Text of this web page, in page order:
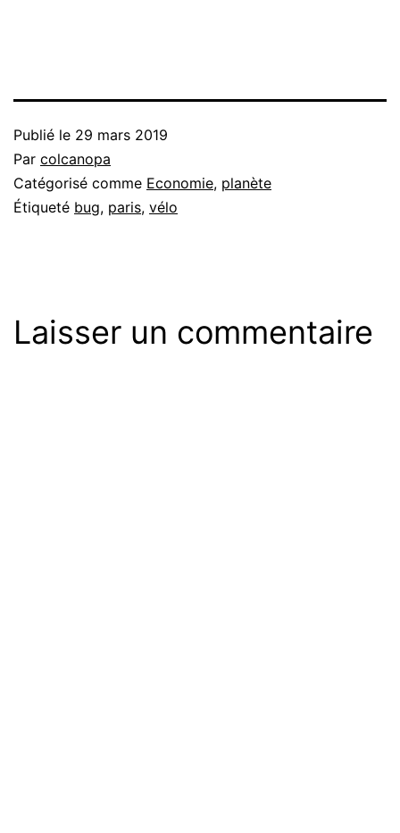
Publié le 29 mars 2019
Par colcanopa
Catégorisé comme Economie, planète
Étiqueté bug, paris, vélo
Laisser un commentaire